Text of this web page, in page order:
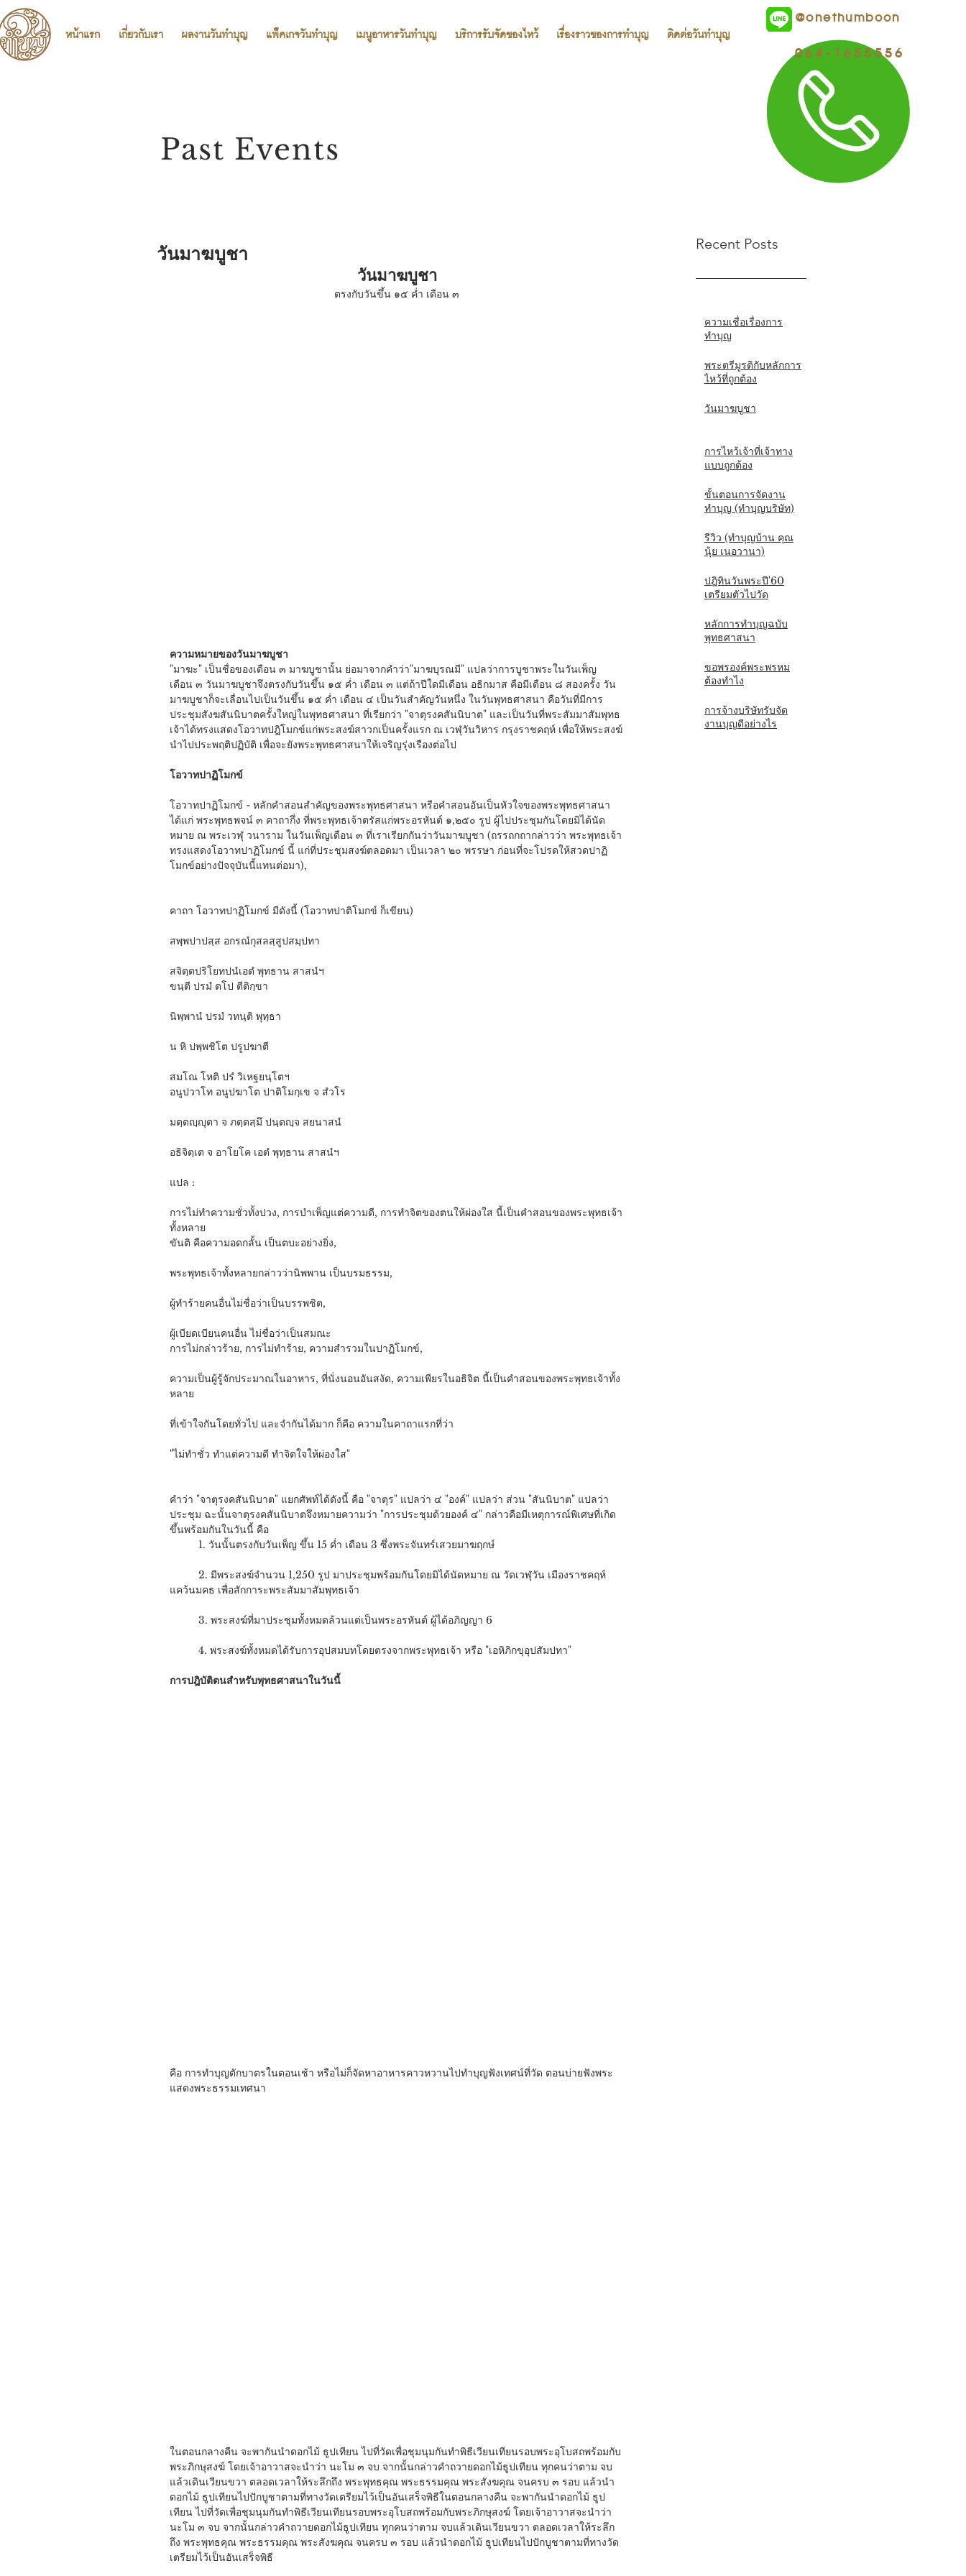
หน้าแรก เกี่ยวกับเรา ผลงานวันทำบุญ แพ็คเกจวันทำบุญ เมนูอาหารวันทำบุญ บริการรับจัดของไหว้ เรื่องราวของการทำบุญ ติดต่อวันทำบุญ
@onethumboon
064-1655556
Past Events
วันมาฆบูชา
วันมาฆบูชา
ตรงกับวันขึ้น ๑๕ ค่ำ เดือน ๓
ความหมายของวันมาฆบูชา
"มาฆะ" เป็นชื่อของเดือน ๓ มาฆบูชานั้น ย่อมาจากคำว่า"มาฆบุรณมี" แปลว่าการบูชาพระในวันเพ็ญ
เดือน ๓ วันมาฆบูชาจึงตรงกับวันขึ้น ๑๕ ค่ำ เดือน ๓ แต่ถ้าปีใดมีเดือน อธิกมาส คือมีเดือน ๘ สองครั้ง วัน
มาฆบูชาก็จะเลื่อนไปเป็นวันขึ้น ๑๕ ค่ำ เดือน ๔ เป็นวันสำคัญวันหนึ่ง ในวันพุทธศาสนา คือวันที่มีการ
ประชุมสังฆสันนิบาตครั้งใหญ่ในพุทธศาสนา ที่เรียกว่า "จาตุรงคสันนิบาต" และเป็นวันที่พระสัมมาสัมพุทธ
เจ้าได้ทรงแสดงโอวาทปฎิโมกข์แก่พระสงฆ์สาวกเป็นครั้งแรก ณ เวฬุวันวิหาร กรุงราชคฤห์ เพื่อให้พระสงฆ์
นำไปประพฤติปฏิบัติ เพื่อจะยังพระพุทธศาสนาให้เจริญรุ่งเรืองต่อไป
โอวาทปาฏิโมกข์
โอวาทปาฏิโมกข์ - หลักคำสอนสำคัญของพระพุทธศาสนา หรือคำสอนอันเป็นหัวใจของพระพุทธศาสนา
ได้แก่ พระพุทธพจน์ ๓ คาถากึ่ง ที่พระพุทธเจ้าตรัสแก่พระอรหันต์ ๑,๒๕๐ รูป ผู้ไปประชุมกันโดยมิได้นัด
หมาย ณ พระเวฬุ วนาราม ในวันเพ็ญเดือน ๓ ที่เราเรียกกันว่าวันมาฆบูชา (ถรรถกถากล่าวว่า พระพุทธเจ้า
ทรงแสดงโอวาทปาฏิโมกข์ นี้ แก่ที่ประชุมสงฆ์ตลอดมา เป็นเวลา ๒๐ พรรษา ก่อนที่จะโปรดให้สวดปาฏิ
โมกข์อย่างปัจจุบันนี้แทนต่อมา),
คาถา โอวาทปาฏิโมกข์ มีดังนี้ (โอวาทปาติโมกข์ ก็เขียน)
สพฺพปาปสฺส อกรณํกุสลสฺสูปสมฺปทา
สจิตฺตปริโยทปนํเอตํ พุทธาน สาสนํฯ
ขนฺตี ปรมํ ตโป ตีติกฺขา
นิพฺพานํ ปรมํ วทนฺติ พุทฺธา
น หิ ปพฺพชิโต ปรูปฆาตี
สมโณ โหติ ปรํ วิเหฐยนฺโตฯ
อนูปวาโท อนูปฆาโต ปาติโมกฺเข จ สํวโร
มตฺตญฺญุตา จ ภตฺตสฺมึ ปนฺตญฺจ สยนาสนํ
อธิจิตฺเต จ อาโยโค เอตํ พุทฺธาน สาสนํฯ
แปล :
การไม่ทำความชั่วทั้งปวง, การบำเพ็ญแต่ความดี, การทำจิตของตนให้ผ่องใส นี้เป็นคำสอนของพระพุทธเจ้า
ทั้งหลาย
ขันติ คือความอดกลั้น เป็นตบะอย่างยิ่ง,
พระพุทธเจ้าทั้งหลายกล่าวว่านิพพาน เป็นบรมธรรม,
ผู้ทำร้ายคนอื่นไม่ชื่อว่าเป็นบรรพชิต,
ผู้เบียดเบียนคนอื่น ไม่ชื่อว่าเป็นสมณะ
การไม่กล่าวร้าย, การไม่ทำร้าย, ความสำรวมในปาฏิโมกข์,
ความเป็นผู้รู้จักประมาณในอาหาร, ที่นั่งนอนอันสงัด, ความเพียรในอธิจิต นี้เป็นคำสอนของพระพุทธเจ้าทั้ง
หลาย
ที่เข้าใจกันโดยทั่วไป และจำกันได้มาก ก็คือ ความในคาถาแรกที่ว่า
"ไม่ทำชั่ว ทำแต่ความดี ทำจิตใจให้ผ่องใส"
คำว่า "จาตุรงคสันนิบาต" แยกศัพท์ได้ดังนี้ คือ "จาตุร" แปลว่า ๔ "องค์" แปลว่า ส่วน "สันนิบาต" แปลว่า
ประชุม ฉะนั้นจาตุรงคสันนิบาตจึงหมายความว่า "การประชุมด้วยองค์ ๔" กล่าวคือมีเหตุการณ์พิเศษที่เกิด
ขึ้นพร้อมกันในวันนี้ คือ
          1. วันนั้นตรงกับวันเพ็ญ ขึ้น 15 ค่ำ เดือน 3 ซึ่งพระจันทร์เสวยมาฆฤกษ์
แคว้นมคธ เพื่อสักการะพระสัมมาสัมพุทธเจ้า
          3. พระสงฆ์ที่มาประชุมทั้งหมดล้วนแต่เป็นพระอรหันต์ ผู้ได้อภิญญา 6
          4. พระสงฆ์ทั้งหมดได้รับการอุปสมบทโดยตรงจากพระพุทธเจ้า หรือ "เอหิภิกขุอุปสัมปทา"
การปฎิบัติตนสำหรับพุทธศาสนาในวันนี้
คือ การทำบุญตักบาตรในตอนเช้า หรือไม่ก็จัดหาอาหารคาวหวานไปทำบุญฟังเทศน์ที่วัด ตอนบ่ายฟังพระ
แสดงพระธรรมเทศนา
ในตอนกลางคืน จะพากันนำดอกไม้ ธูปเทียน ไปที่วัดเพื่อชุมนุมกันทำพิธีเวียนเทียนรอบพระอุโบสถพร้อมกับ
พระภิกษุสงฆ์ โดยเจ้าอาวาสจะนำว่า นะโม ๓ จบ จากนั้นกล่าวคำถวายดอกไม้ธูปเทียน ทุกคนว่าตาม จบ
แล้วเดินเวียนขวา ตลอดเวลาให้ระลึกถึง พระพุทธคุณ พระธรรมคุณ พระสังฆคุณ จนครบ ๓ รอบ แล้วนำ
ดอกไม้ ธูปเทียนไปปักบูชาตามที่ทางวัดเตรียมไว้เป็นอันเสร็จพิธีในตอนกลางคืน จะพากันนำดอกไม้ ธูป
เทียน ไปที่วัดเพื่อชุมนุมกันทำพิธีเวียนเทียนรอบพระอุโบสถพร้อมกับพระภิกษุสงฆ์ โดยเจ้าอาวาสจะนำว่า
นะโม ๓ จบ จากนั้นกล่าวคำถวายดอกไม้ธูปเทียน ทุกคนว่าตาม จบแล้วเดินเวียนขวา ตลอดเวลาให้ระลึก
ถึง พระพุทธคุณ พระธรรมคุณ พระสังฆคุณ จนครบ ๓ รอบ แล้วนำดอกไม้ ธูปเทียนไปปักบูชาตามที่ทางวัด
เตรียมไว้เป็นอันเสร็จพิธี
Recent Posts
ความเชื่อเรื่องการ
ทำบุญ
พระตรีมูรติกับหลักการ
ไหว้ที่ถูกต้อง
วันมาฆบูชา
การไหว้เจ้าที่เจ้าทาง
แบบถูกต้อง
ขั้นตอนการจัดงาน
ทำบุญ (ทำบุญบริษัท)
รีวิว (ทำบุญบ้าน คุณ
นุ้ย เนอวานา)
ปฎิทินวันพระปี'60
เตรียมตัวไปวัด
หลักการทำบุญฉบับ
พุทธศาสนา
ขอพรองค์พระพรหม
ต้องทำไง
การจ้างบริษัทรับจัด
งานบุญดีอย่างไร